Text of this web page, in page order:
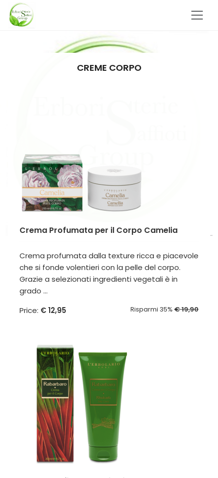
CREME CORPO
Crema Profumata per il Corpo Camelia
Crema profumata dalla texture ricca e piacevole
che si fonde volentieri con la pelle del corpo.
Grazie a selezionati ingredienti vegetali è in
grado ...
Price: € 12,95 Risparmi 35% € 19,90